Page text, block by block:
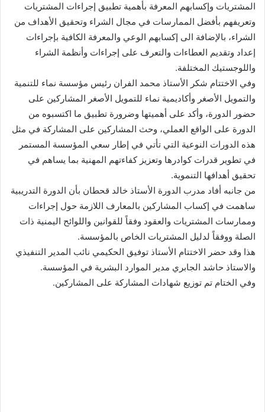
المشتريات وإكسابهم المعرفة بأهمية تطبيق إجراءات المشتريات
وتعريفهم بأفضل الممارسات في مجال الشراء وتحقيق الأهداف من
الشراء، بالإضافة الى إكسابهم الوعي والمعرفة الكافية بإجراءات
إعداد وتقديم العطاءات والتعرف على إجراءات وأنظمة الشراء
واللوجستيك المختلفة.
وفي الاختتام شكر الأستاذ محمد الفران رئيس مؤسسة نماء للتنمية
والتمويل الأصغر وأكاديمية نماء للتمويل الأصغر المشاركين على
حضور الدورة، وأكد على أهميتها وضرورة تطبيق ما اكتسبوه من
الدورة على الواقع العملي، وحث المشاركين على المشاركة في مثل
هذه الدورات النوعية التي تأتي في إطار سعي المؤسسة المستمر
في تطوير قدرات كوادرها وتعزيز كفاءتهم المهنية بما يساهم في
تحقيق أهدافها التنموية.
من جانبه أفاد مدرب الدورة الأستاذ خالد قحطان بأن الدورة التدريبية
ساهمت في إكساب المشاركين بالمعارف اللازمة حول إجراءات
وممارسات المشتريات والعقود وفقاً للقوانين واللوائح اليمنية ذات
الصلة ووفقاً لدليل المشتريات الخاص بالمؤسسة.
هذا وقد حضر الاختتام الأستاذ توفيق الحكيمي نائب المدير التنفيذي
والاستاذ حاشد الجابري مدير الموارد البشرية في المؤسسة.
وفي الختام تم توزيع شهادات المشاركة على المشاركين.